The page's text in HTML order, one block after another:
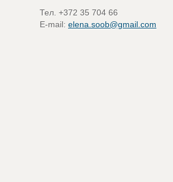
Тел. +372 35 704 66
E-mail: elena.soob@gmail.com